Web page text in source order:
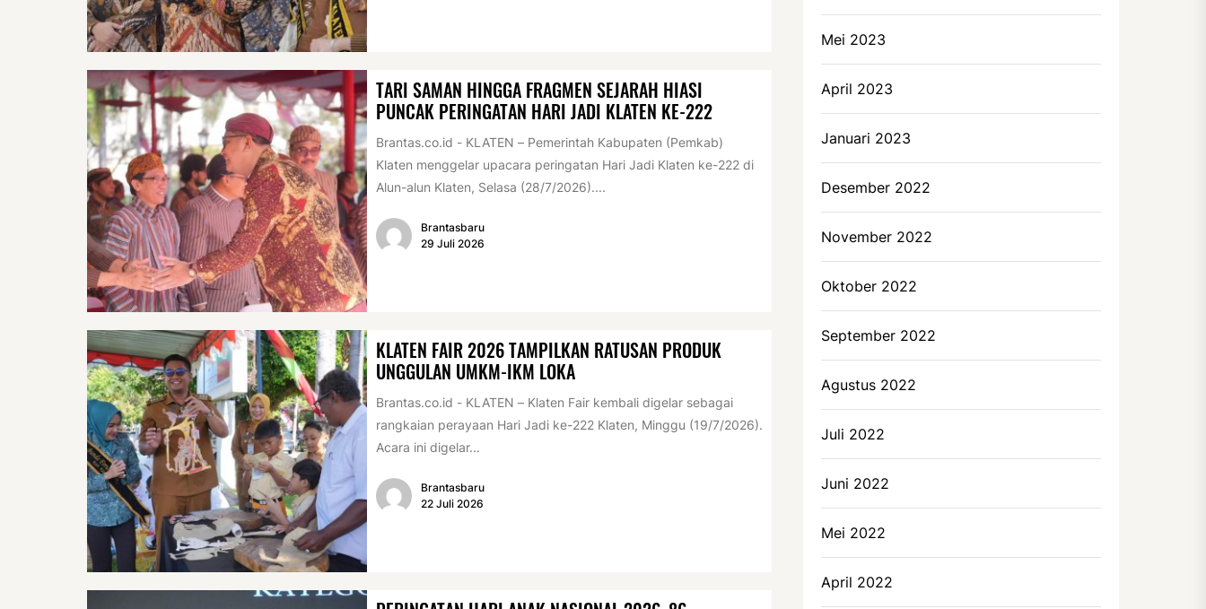
TARI SAMAN HINGGA FRAGMEN SEJARAH HIASI
PUNCAK PERINGATAN HARI JADI KLATEN KE-222
Brantas.co.id - KLATEN – Pemerintah Kabupaten (Pemkab)
Klaten menggelar upacara peringatan Hari Jadi Klaten ke-222 di
Alun-alun Klaten, Selasa (28/7/2026)....
Brantasbaru
29 Juli 2026
KLATEN FAIR 2026 TAMPILKAN RATUSAN PRODUK
UNGGULAN UMKM-IKM LOKA
Brantas.co.id - KLATEN – Klaten Fair kembali digelar sebagai
rangkaian perayaan Hari Jadi ke-222 Klaten, Minggu (19/7/2026).
Acara ini digelar...
Brantasbaru
22 Juli 2026
Mei 2023
April 2023
Januari 2023
Desember 2022
November 2022
Oktober 2022
September 2022
Agustus 2022
Juli 2022
Juni 2022
Mei 2022
April 2022